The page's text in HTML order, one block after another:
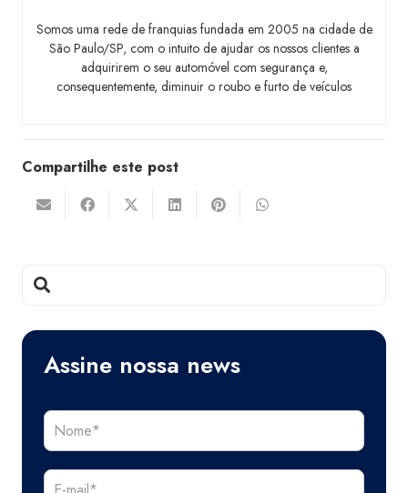
Somos uma rede de franquias fundada em 2005 na cidade de
São Paulo/SP, com o intuito de ajudar os nossos clientes a
adquirirem o seu automóvel com segurança e,
consequentemente, diminuir o roubo e furto de veículos
Compartilhe este post
Assine nossa news